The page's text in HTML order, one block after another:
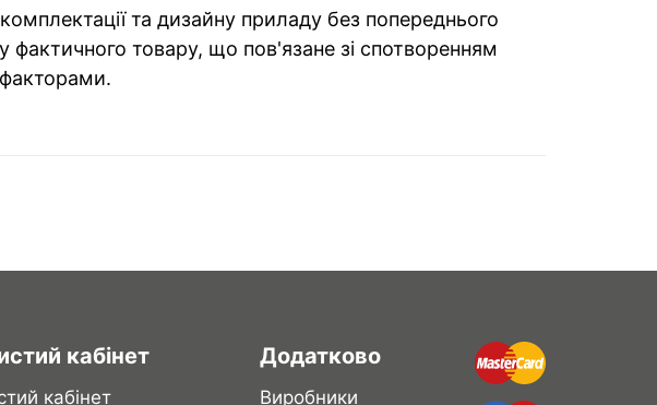
та дизайну приладу без попереднього
фактичного товару, що пов'язане зі спотворенням
кабінет
кабінет
Додатково
Виробники